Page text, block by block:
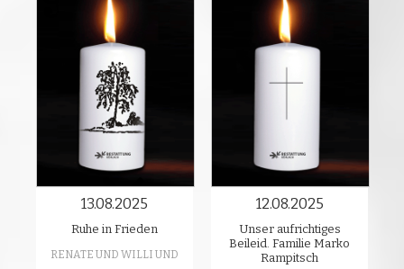
13.08.2025
Ruhe in Frieden
RENATE UND WILLI UND
12.08.2025
Unser aufrichtiges
Beileid. Familie Marko
Rampitsch